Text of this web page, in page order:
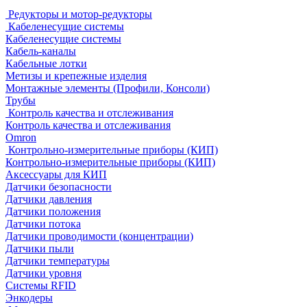
Редукторы и мотор-редукторы
Кабеленесущие системы
Кабеленесущие системы
Кабель-каналы
Кабельные лотки
Метизы и крепежные изделия
Монтажные элементы (Профили, Консоли)
Трубы
Контроль качества и отслеживания
Контроль качества и отслеживания
Omron
Контрольно-измерительные приборы (КИП)
Контрольно-измерительные приборы (КИП)
Аксессуары для КИП
Датчики безопасности
Датчики давления
Датчики положения
Датчики потока
Датчики проводимости (концентрации)
Датчики пыли
Датчики температуры
Датчики уровня
Системы RFID
Энкодеры